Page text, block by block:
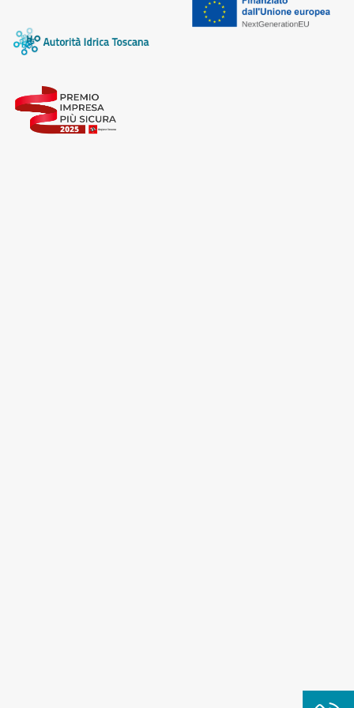
Cliccando su "Accetta tutti", l'Utente accetta di
memorizzare tutti i cookie sul dispositivo per le finalità
sopra indicate.
Cliccando su "Personalizza" l’Utente può gestire
direttamente le proprie preferenze selezionando i
singoli cookie desiderati e le terze parti destinatarie